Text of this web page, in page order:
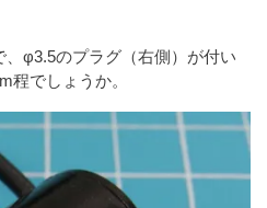
φ3.5のプラグ（右側）が付い
程でしょうか。